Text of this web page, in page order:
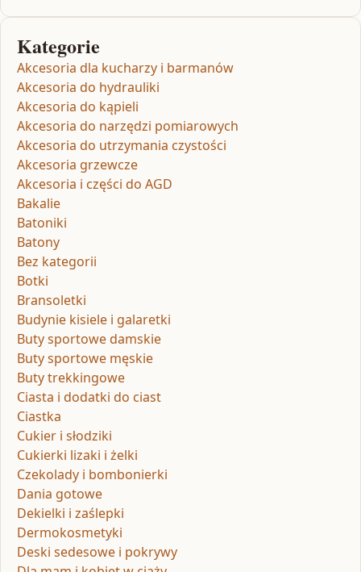
Kategorie
Akcesoria dla kucharzy i barmanów
Akcesoria do hydrauliki
Akcesoria do kąpieli
Akcesoria do narzędzi pomiarowych
Akcesoria do utrzymania czystości
Akcesoria grzewcze
Akcesoria i części do AGD
Bakalie
Batoniki
Batony
Bez kategorii
Botki
Bransoletki
Budynie kisiele i galaretki
Buty sportowe damskie
Buty sportowe męskie
Buty trekkingowe
Ciasta i dodatki do ciast
Ciastka
Cukier i słodziki
Cukierki lizaki i żelki
Czekolady i bombonierki
Dania gotowe
Dekielki i zaślepki
Dermokosmetyki
Deski sedesowe i pokrywy